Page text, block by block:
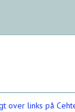
over links på